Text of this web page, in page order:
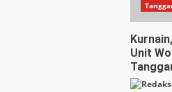
Unit